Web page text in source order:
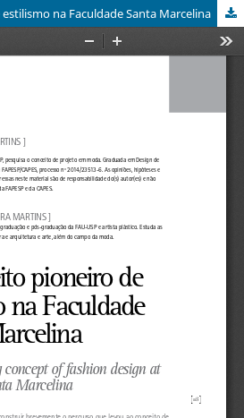
na Faculdade Santa Marcelina